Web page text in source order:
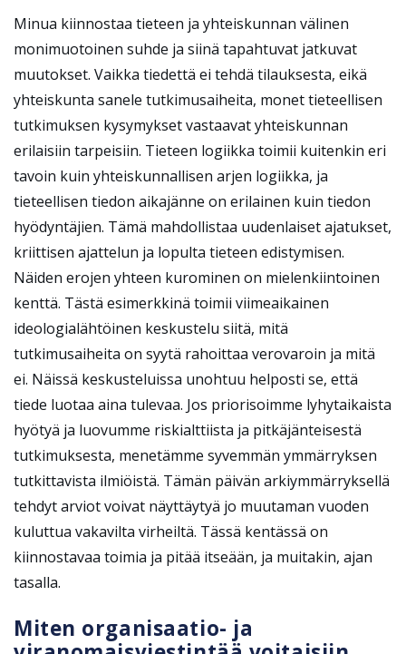
Minua kiinnostaa tieteen ja yhteiskunnan välinen
monimuotoinen suhde ja siinä tapahtuvat jatkuvat
muutokset. Vaikka tiedettä ei tehdä tilauksesta, eikä
yhteiskunta sanele tutkimusaiheita, monet tieteellisen
tutkimuksen kysymykset vastaavat yhteiskunnan
erilaisiin tarpeisiin. Tieteen logiikka toimii kuitenkin eri
tavoin kuin yhteiskunnallisen arjen logiikka, ja
tieteellisen tiedon aikajänne on erilainen kuin tiedon
hyödyntäjien. Tämä mahdollistaa uudenlaiset ajatukset,
kriittisen ajattelun ja lopulta tieteen edistymisen.
Näiden erojen yhteen kurominen on mielenkiintoinen
kenttä. Tästä esimerkkinä toimii viimeaikainen
ideologialähtöinen keskustelu siitä, mitä
tutkimusaiheita on syytä rahoittaa verovaroin ja mitä
ei. Näissä keskusteluissa unohtuu helposti se, että
tiede luotaa aina tulevaa. Jos priorisoimme lyhytaikaista
hyötyä ja luovumme riskialttiista ja pitkäjänteisestä
tutkimuksesta, menetämme syvemmän ymmärryksen
tutkittavista ilmiöistä. Tämän päivän arkiymmärryksellä
tehdyt arviot voivat näyttäytyä jo muutaman vuoden
kuluttua vakavilta virheiltä. Tässä kentässä on
kiinnostavaa toimia ja pitää itseään, ja muitakin, ajan
tasalla.
Miten organisaatio- ja